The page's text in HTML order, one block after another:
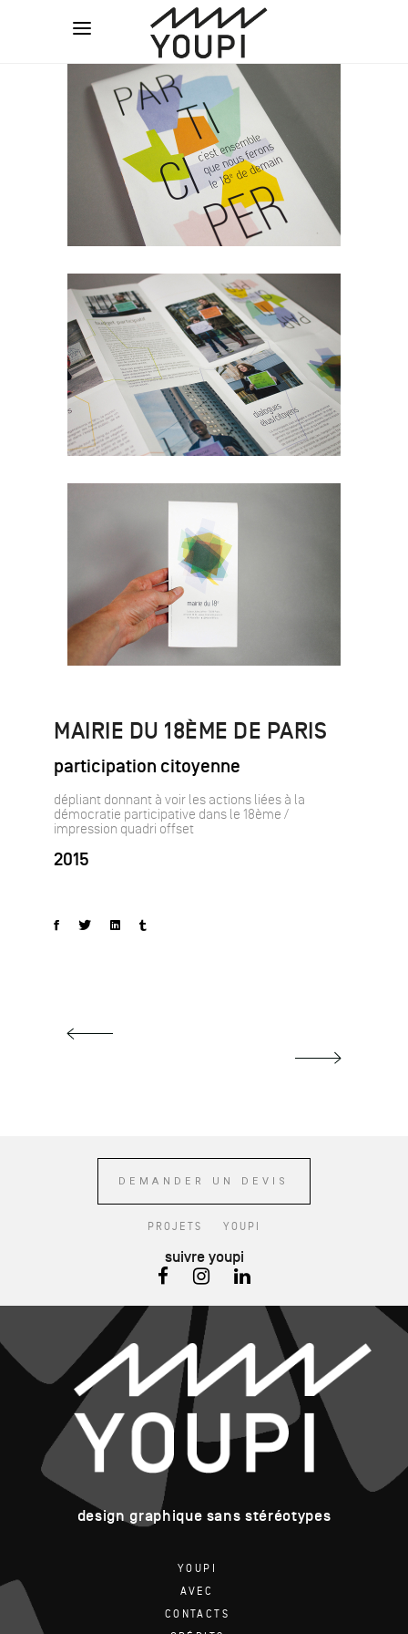
MAIRIE DU 18ÈME DE PARIS
participation citoyenne
dépliant donnant à voir les actions liées à la
démocratie participative dans le 18ème /
impression quadri offset
2015
DEMANDER UN DEVIS
PROJETS YOUPI
suivre youpi
design graphique sans stéréotypes
YOUPI
AVEC
CONTACTS